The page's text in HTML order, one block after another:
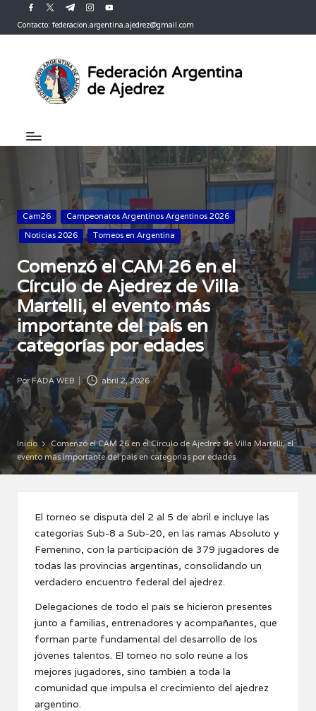
Saltar
contenido
facebook.com
twitter.com
t.me instagram.com
youtube.com
Contacto: federacion.argentina.ajedrez@gmail.com
Publicada
en
Cam26
Campeonatos Argentinos Argentinos 2026
Noticias 2026
Torneos en Argentina
Comenzó el CAM 26 en el
Círculo de Ajedrez de Villa
Martelli, el evento más
importante del país en
categorías por edades
Publicado
por
PorFADA WEB abril 2, 2026
Inicio
Comenzó el CAM 26 en el Círculo de Ajedrez de Villa Martelli, el
evento más importante del país en categorías por edades
El torneo se disputa del 2 al 5 de abril e incluye las
categorías Sub-8 a Sub-20, en las ramas Absoluto y
Femenino, con la participación de 379 jugadores de
todas las provincias argentinas, consolidando un
verdadero encuentro federal del ajedrez.
Delegaciones de todo el país se hicieron presentes
junto a familias, entrenadores y acompañantes, que
forman parte fundamental del desarrollo de los
jóvenes talentos. El torneo no solo reúne a los
mejores jugadores, sino también a toda la
comunidad que impulsa el crecimiento del ajedrez
argentino.